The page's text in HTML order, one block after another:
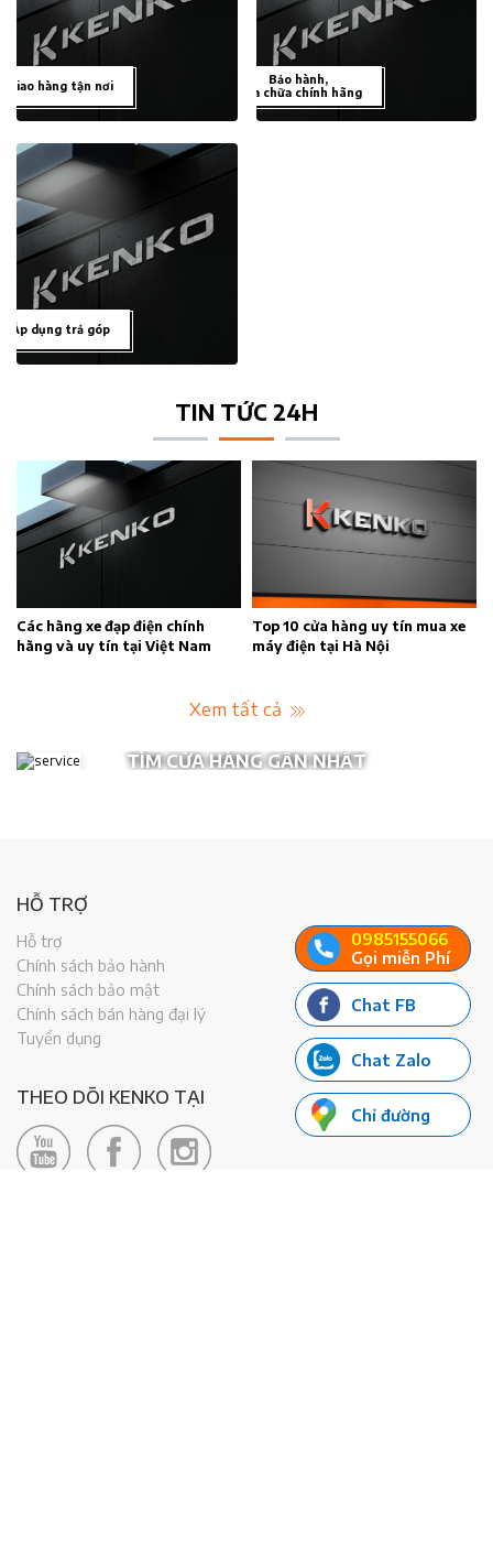
Giao hàng tận nơi
Bảo hành,
sửa chữa chính hãng
Áp dụng trả góp
TIN TỨC 24H
Các hãng xe đạp điện chính
hãng và uy tín tại Việt Nam
Top 10 cửa hàng uy tín mua xe
máy điện tại Hà Nội
Xem tất cả
TÌM CỬA HÀNG GẦN NHẤT
0985155066
Gọi miễn Phí
Chat FB
Chat Zalo
Chỉ đường
HỖ TRỢ
Hỗ trợ
Chính sách bảo hành
Chính sách bảo mật
Chính sách bán hàng đại lý
Tuyển dụng
THEO DÕI KENKO TẠI